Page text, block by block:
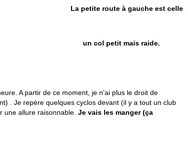
La petite route à gauche est celle
mais raide.
A partir de ce moment, je n'ai plus le droit de
. Je repère quelques cyclos devant (il y a tout un club
une allure raisonnable. Je vais les manger (ça